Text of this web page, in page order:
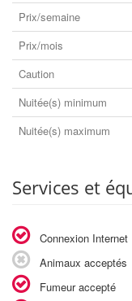
Prix/semaine
Prix/mois
Caution
Nuitée(s) minimum
Nuitée(s) maximum
Services et
Connexion Internet
Animaux acceptés
Fumeur accepté